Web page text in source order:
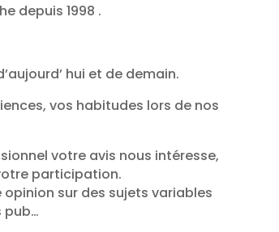
depuis 1998 .
hui et de demain.
vos habitudes lors de nos
votre avis nous intéresse,
participation.
sur des sujets variables
pub…